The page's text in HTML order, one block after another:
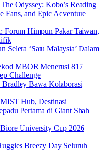
Odyssey: Kobo’s Reading
Fans, and Epic Adventure
Forum Himpun Pakar Taiwan,
Selera ‘Satu Malaysia’ Dalam
MBOR Menerusi 817
Challenge
Bawa Kolaborasi
Hub, Destinasi
Pertama di Giant Shah
Biore University Cup 2026
Breezy Day Seluruh